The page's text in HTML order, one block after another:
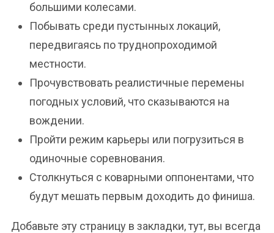
большими колесами.
Побывать среди пустынных локаций,
передвигаясь по труднопроходимой
местности.
Прочувствовать реалистичные перемены
погодных условий, что сказываются на
вождении.
Пройти режим карьеры или погрузиться в
одиночные соревнования.
Столкнуться с коварными оппонентами, что
будут мешать первым доходить до финиша.
Добавьте эту страницу в закладки, тут, вы всегда